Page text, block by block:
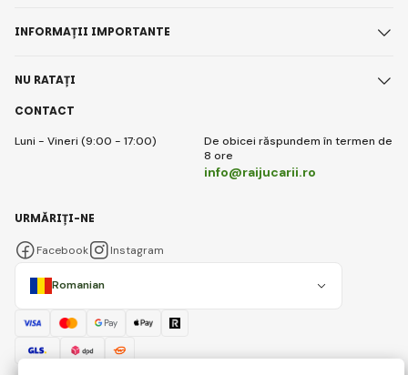
CONTACT
Luni - Vineri (9:00 - 17:00)
De obicei răspundem în termen de
8 ore
info@raijucarii.ro
INFORMAȚII IMPORTANTE
NU RATAȚI
Romanian
URMĂRIȚI-NE
Facebook Instagram